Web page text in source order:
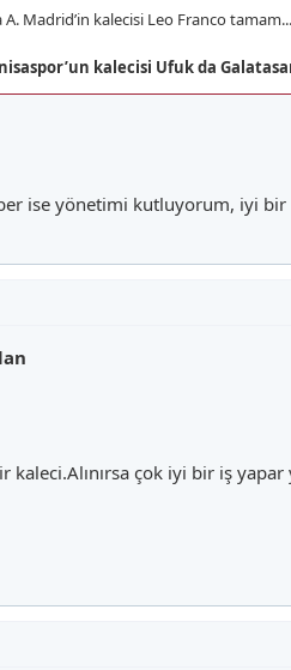
A. Madrid’in kalecisi Leo Franco
kalecisi Ufuk da
ise yönetimi kutluyorum, iyi bir
kaleci.Alınırsa çok iyi bir iş